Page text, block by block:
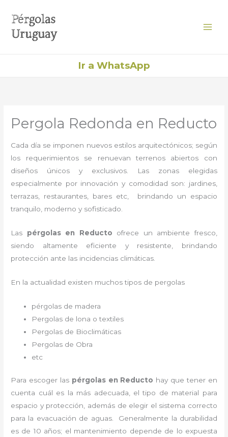
contenido
Ir a WhatsApp
Pergola Redonda en Reducto
Cada día se imponen nuevos estilos arquitectónicos; según
los requerimientos se renuevan terrenos abiertos con
diseños únicos y exclusivos. Las zonas elegidas
especialmente por innovación y comodidad son: jardines,
terrazas, restaurantes, bares etc, brindando un espacio
tranquilo, moderno y sofisticado.
Las pérgolas en Reducto ofrece un ambiente fresco,
siendo altamente eficiente y resistente, brindando
protección ante las incidencias climáticas.
En la actualidad existen muchos tipos de pergolas
pérgolas de madera
Pergolas de lona o textiles
Pergolas de Bioclimáticas
Pergolas de Obra
etc
Para escoger las pérgolasen Reducto hay que tener en
cuenta cuál es la más adecuada, el tipo de material para
espacio y protección, además de elegir el sistema correcto
para la evacuación de aguas. Generalmente la durabilidad
es de 10 años; el mantenimiento depende de lo expuesta